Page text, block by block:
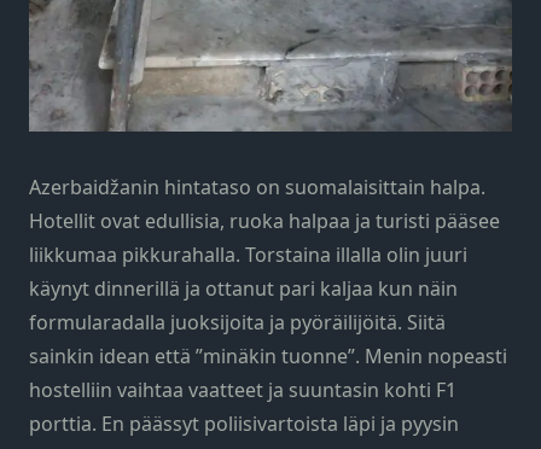
Azerbaidžanin hintataso on suomalaisittain halpa.
Hotellit ovat edullisia, ruoka halpaa ja turisti pääsee
liikkumaa pikkurahalla. Torstaina illalla olin juuri
käynyt dinnerillä ja ottanut pari kaljaa kun näin
formularadalla juoksijoita ja pyöräilijöitä. Siitä
sainkin idean että ”minäkin tuonne”. Menin nopeasti
hostelliin vaihtaa vaatteet ja suuntasin kohti F1
porttia. En päässyt poliisivartoista läpi ja pyysin